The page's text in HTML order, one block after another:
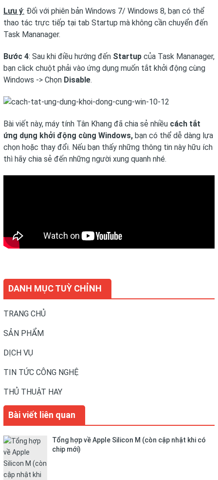
DANH MỤC TUỲ CHỈNH
TRANG CHỦ
SẢN PHẨM
DỊCH VỤ
TIN TỨC CÔNG NGHỆ
THỦ THUẬT HAY
Bài viết liên quan
Tổng hợp về Apple Silicon M (còn cập nhật khi có
chip mới)
Lưu ý: Đối với phiên bản Windows 7/ Windows 8, bạn có thể
thao tác trực tiếp tại tab Startup mà không cần chuyển đến
Task Mananager.
Bước 4: Sau khi điều hướng đến Startup của Task Mananager,
bạn click chuột phải vào ứng dụng muốn tắt khởi động cùng
Windows -> Chọn Disable.
Bài viết này, máy tính Tân Khang đã chia sẻ nhiều cách tắt
ứng dụng khởi động cùng Windows, bạn có thể dễ dàng lựa
chọn hoặc thay đổi. Nếu bạn thấy những thông tin này hữu ích
thì hãy chia sẻ đến những người xung quanh nhé.